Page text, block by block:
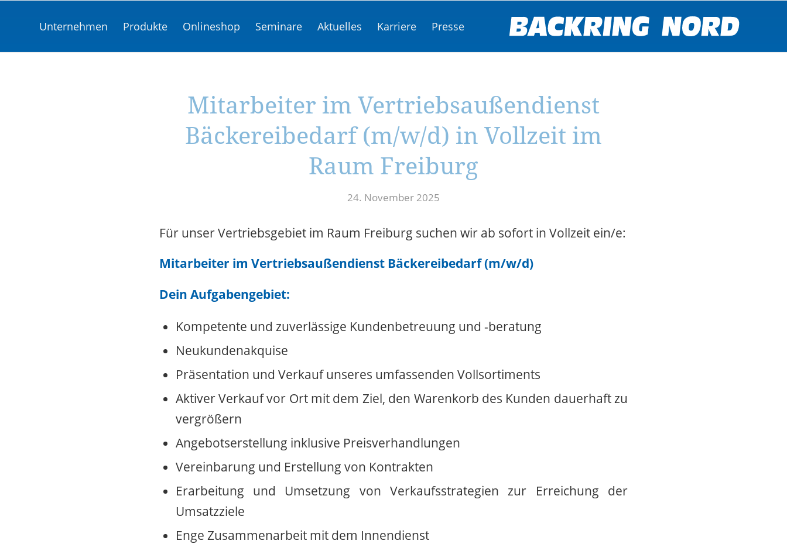
Unternehmen Produkte Onlineshop Seminare Aktuelles Karriere Presse
Mitarbeiter im Vertriebsaußendienst
Bäckereibedarf (m/w/d) in Vollzeit im
Raum Freiburg
24. November 2025
Für unser Vertriebsgebiet im Raum Freiburg suchen wir ab sofort in Vollzeit ein/e:
Mitarbeiter im Vertriebsaußendienst Bäckereibedarf (m/w/d)
Dein Aufgabengebiet:
Kompetente und zuverlässige Kundenbetreuung und -beratung
Neukundenakquise
Präsentation und Verkauf unseres umfassenden Vollsortiments
Aktiver Verkauf vor Ort mit dem Ziel, den Warenkorb des Kunden dauerhaft zu
vergrößern
Angebotserstellung inklusive Preisverhandlungen
Vereinbarung und Erstellung von Kontrakten
Erarbeitung und Umsetzung von Verkaufsstrategien zur Erreichung der
Umsatzziele
Enge Zusammenarbeit mit dem Innendienst